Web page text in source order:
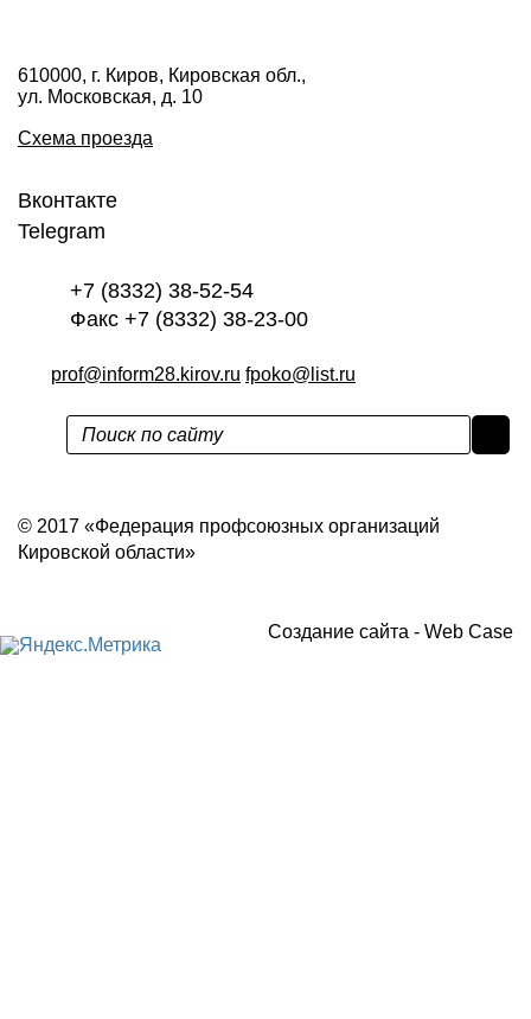
610000, г. Киров, Кировская обл.,
ул. Московская, д. 10
Схема проезда
Вконтакте
Telegram
+7 (8332) 38-52-54
Факс +7 (8332) 38-23-00
prof@inform28.kirov.ru fpoko@list.ru
© 2017 «Федерация профсоюзных организаций
Кировской области»
Создание сайта - Web Case